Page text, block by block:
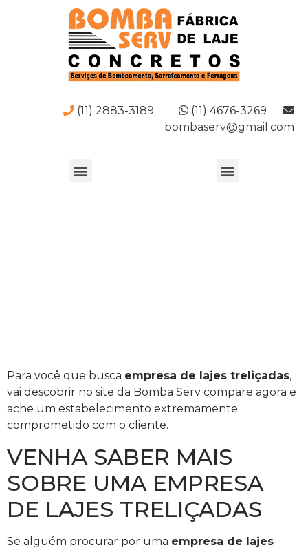
(11) 2883-3189
(11) 4676-3269
bombaserv@gmail.com
Para você que busca empresa de lajes treliçadas,
vai descobrir no site da Bomba Serv compare agora e
ache um estabelecimento extremamente
comprometido com o cliente.
VENHA SABER MAIS
SOBRE UMA EMPRESA
DE LAJES TRELIÇADAS
Se alguém procurar por uma empresa de lajes